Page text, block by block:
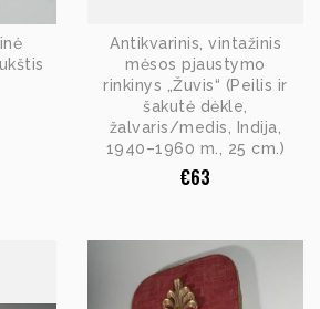
Antikvarinis, vintažinis
mėsos pjaustymo
rinkinys „Žuvis“ (Peilis ir
šakutė dėkle,
žalvaris/medis, Indija,
1940–1960 m., 25 cm.)
€63